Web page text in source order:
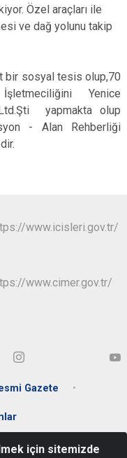
Özel araçları ile
ve dağ yolunu takip
bir sosyal tesis olup,70
İşletmeciliğini Yenice
yapmakta olup
- Alan Rehberliği
Gazete
Valiliği 78100
için sitemizde